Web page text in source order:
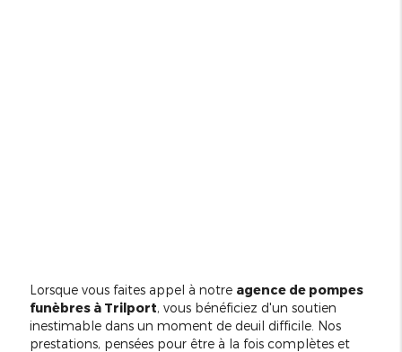
Lorsque vous faites appel à notre agence de pompes
funèbres à Trilport, vous bénéficiez d'un soutien
inestimable dans un moment de deuil difficile. Nos
prestations, pensées pour être à la fois complètes et